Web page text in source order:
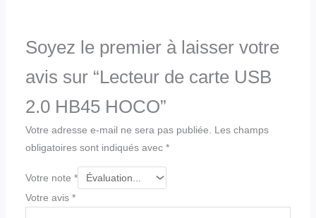
Soyez le premier à laisser votre
avis sur “Lecteur de carte USB
2.0 HB45 HOCO”
Votre adresse e-mail ne sera pas publiée.
Les champs
obligatoires sont indiqués avec *
Votre note *
Votre avis *